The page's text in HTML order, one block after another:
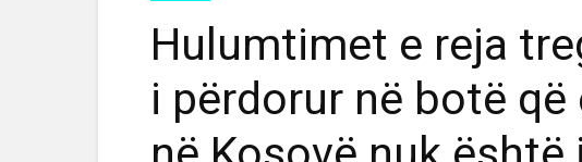
Hulumtimet e reja
i përdorur në botë